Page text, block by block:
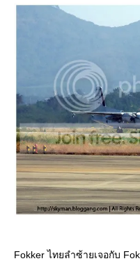
Fokker ไทยลำซ้ายเจอกับ